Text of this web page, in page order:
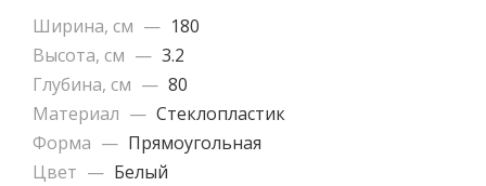
Ширина, см — 180
Высота, см — 3.2
Глубина, см — 80
Материал — Cтеклопластик
Форма — Прямоугольная
Цвет — Белый